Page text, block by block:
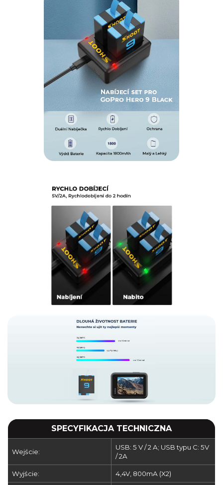
SPECYFIKACJA TECHNICZNA
Wejście:
USB: 5 V / 2 A; USB typu C: 5V
/ 2A
Wyjście: 4,4V, 800mA (X2)